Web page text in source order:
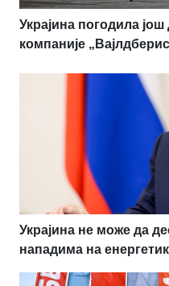
Украјина погодила
компаније
Украјина не може да
нападима на